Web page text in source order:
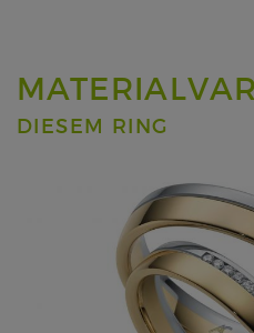
DIESEM RING